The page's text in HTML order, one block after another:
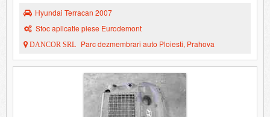
Hyundai Terracan 2007
Stoc aplicatie piese Eurodemont
DANCOR SRL Parc dezmembrari auto Ploiesti, Prahova